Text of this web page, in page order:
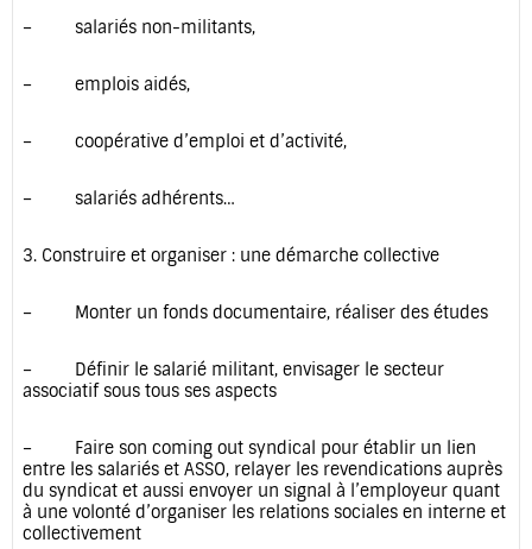
– salariés non-militants,
– emplois aidés,
– coopérative d’emploi et d’activité,
– salariés adhérents…
3. Construire et organiser : une démarche collective
– Monter un fonds documentaire, réaliser des études
– Définir le salarié militant, envisager le secteur
associatif sous tous ses aspects
– Faire son coming out syndical pour établir un lien
entre les salariés et ASSO, relayer les revendications auprès
du syndicat et aussi envoyer un signal à l’employeur quant
à une volonté d’organiser les relations sociales en interne et
collectivement